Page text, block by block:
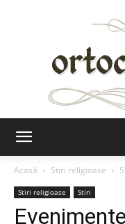
Acasă
Stiri religioase
Stiri religioase Stiri